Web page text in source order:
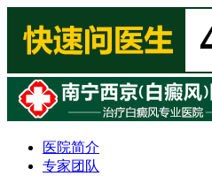
医院简介
专家团队